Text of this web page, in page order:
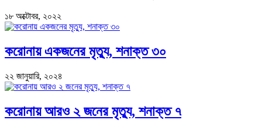
১৮ অক্টোবর, ২০২২
করোনায় একজনের মৃত্যু, শনাক্ত ৩০
২২ জানুয়ারি, ২০২৪
করোনায় আরও ২ জনের মৃত্যু, শনাক্ত ৭